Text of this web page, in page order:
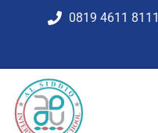
0819 4611 8111